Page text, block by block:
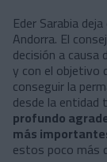
Eder Sarabia
Andorra. El
decisión a
y con el objetivo
conseguir la
desde la entidad
profundo
más
estos poco más